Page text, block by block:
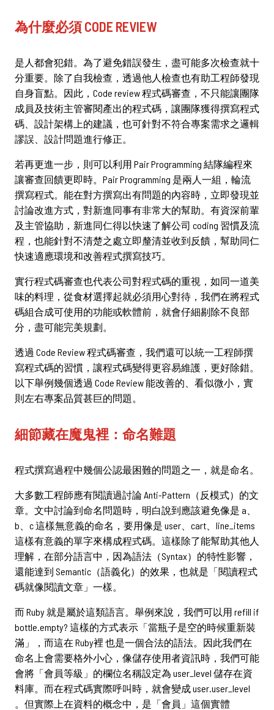
project@5xruby.com
為什麼必須 CODE REVIEW
是人都會犯錯。為了避免錯誤發生，盡可能多次檢查就十
分重要。除了自我檢查，透過他人檢查也有助工程師發現
自身盲點。因此，Code review 程式碼審查，不只能讓團隊
成員及技術主管審閱產出的程式碼，讓團隊獲得撰寫程式
碼、設計架構上的建議，也可針對不符合專案需求之邏輯
謬誤、設計問題進行修正。
若再更進一步，則可以利用 Pair Programming 結隊編程來
讓審查回饋更即時。Pair Programming 是兩人一組，輪流
撰寫程式。能在對方撰寫出有問題的內容時，立即發現並
討論改進方式，對新進同事有非常大的幫助。有資深前輩
及主管協助，新進同仁得以快速了解公司 coding 習慣及流
程，也能針對不清楚之處立即釐清並收到反饋，幫助同仁
快速適應環境和改善程式撰寫技巧。
實行程式碼審查也代表公司對程式碼的重視，如同一道美
味的料理，從食材選擇起就必須用心對待，我們在將程式
碼組合成可使用的功能或軟體前，就會仔細剔除不良部
分，盡可能完美規劃。
透過 Code Review 程式碼審查，我們還可以統一工程師撰
寫程式碼的習慣，讓程式碼變得更容易維護，更好除錯。
以下舉例幾個透過 Code Review 能改善的、看似微小，實
則左右專案品質甚巨的問題。
細節藏在魔鬼裡：命名難題
程式撰寫過程中幾個公認最困難的問題之一，就是命名。
大多數工程師應有閱讀過討論 Anti-Pattern（反模式）的文
章。文中討論到命名問題時，明白說到應該避免像是 a、
b、c 這樣無意義的命名，要用像是 user、cart、line_items
這樣有意義的單字來構成程式碼。這樣除了能幫助其他人
理解，在部分語言中，因為語法（Syntax）的特性影響，
還能達到 Semantic（語義化）的效果，也就是「閱讀程式
碼就像閱讀文章」一樣。
而 Ruby 就是屬於這類語言。舉例來說，我們可以用 refill if
bottle.empty? 這樣的方式表示「當瓶子是空的時候重新裝
滿」，而這在 Ruby裡 也是一個合法的語法。因此我們在
命名上會需要格外小心，像儲存使用者資訊時，我們可能
會將「會員等級」的欄位名稱設定為 user_level 儲存在資
料庫。而在程式碼實際呼叫時，就會變成 user.user_level
。但實際上在資料的概念中，是「會員」這個實體